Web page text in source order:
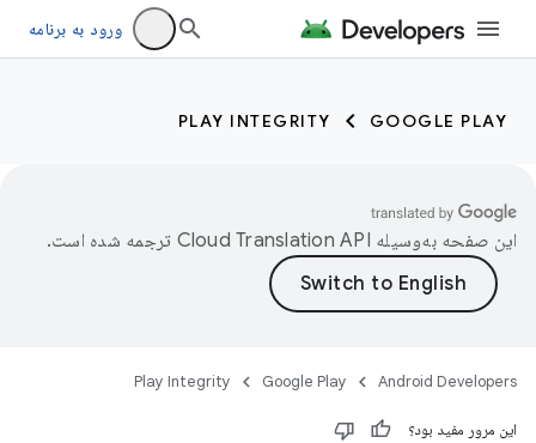
ورود به برنامه
GOOGLE PLAY
PLAY INTEGRITY
این صفحه به‌وسیله ترجمه شده است.
Android Developers
Google Play
Play Integrity
این مرور مفید بود؟